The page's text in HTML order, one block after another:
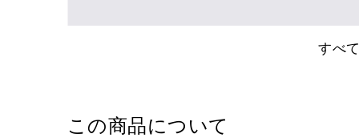
すべ
この商品について